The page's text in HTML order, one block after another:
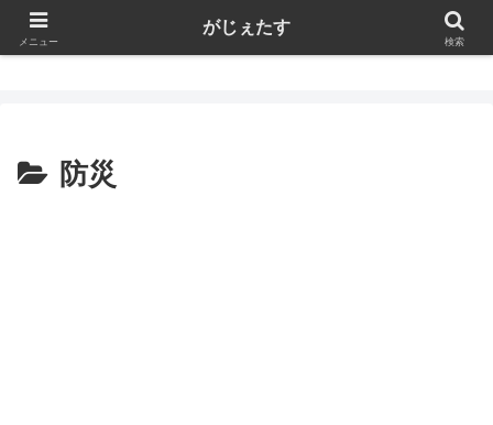
がじぇたす
防災
メニュー
がじぇたす
検索